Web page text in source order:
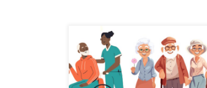
Save the Date: Human Library |
Montag, den 29.01.2024, 11:00-15:00
Uhr | AWO-Begegnungszentrum Die
Geschichten eines jeden von uns